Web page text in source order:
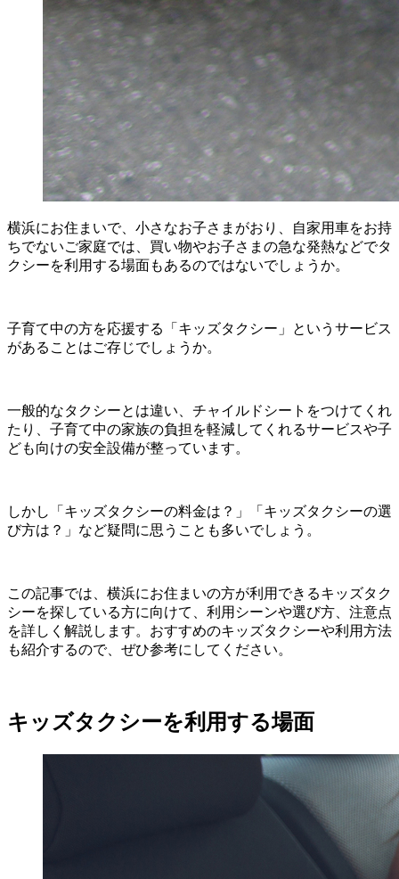
横浜にお住まいで、小さなお子さまがおり、自家用車をお持
ちでないご家庭では、買い物やお子さまの急な発熱などでタ
クシーを利用する場面もあるのではないでしょうか。
子育て中の方を応援する「キッズタクシー」というサービス
があることはご存じでしょうか。
一般的なタクシーとは違い、チャイルドシートをつけてくれ
たり、子育て中の家族の負担を軽減してくれるサービスや子
ども向けの安全設備が整っています。
しかし「キッズタクシーの料金は？」「キッズタクシーの選
び方は？」など疑問に思うことも多いでしょう。
この記事では、横浜にお住まいの方が利用できるキッズタク
シーを探している方に向けて、利用シーンや選び方、注意点
を詳しく解説します。おすすめのキッズタクシーや利用方法
も紹介するので、ぜひ参考にしてください。
キッズタクシーを利用する場面